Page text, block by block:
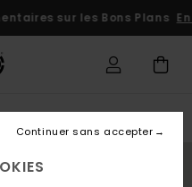
sur les Bons Plans En
Continuer sans accepter